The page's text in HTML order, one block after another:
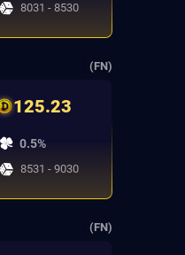
8031 - 8530
(FN)
125.23
0.5%
8531 - 9030
(FN)